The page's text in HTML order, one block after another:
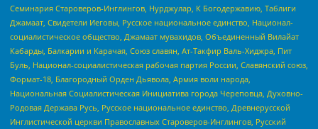
Семинария Староверов-Инглингов, Нурджулар, К Богодержавию, Таблиги
Джамаат, Свидетели Иеговы, Русское национальное единство, Национал-
социалистическое общество, Джамаат мувахидов, Объединенный Вилайат
Кабарды, Балкарии и Карачая, Союз славян, Ат-Такфир Валь-Хиджра, Пит
Буль, Национал-социалистическая рабочая партия России, Славянский союз,
Формат-18, Благородный Орден Дьявола, Армия воли народа,
Национальная Социалистическая Инициатива города Череповца, Духовно-
Родовая Держава Русь, Русское национальное единство, Древнерусской
Инглистической церкви Православных Староверов-Инглингов, Русский